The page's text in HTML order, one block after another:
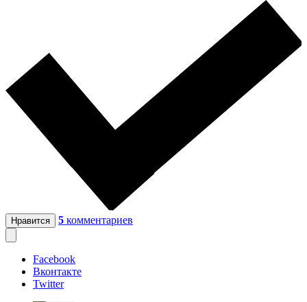
Нравится 5 комментариев
Facebook
Вконтакте
Twitter